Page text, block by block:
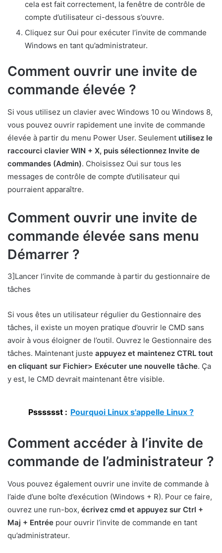
cela est fait correctement, la fenêtre de contrôle de
compte d’utilisateur ci-dessous s’ouvre.
Cliquez sur Oui pour exécuter l’invite de commande
Windows en tant qu’administrateur.
Comment ouvrir une invite de
commande élevée ?
Si vous utilisez un clavier avec Windows 10 ou Windows 8,
vous pouvez ouvrir rapidement une invite de commande
élevée à partir du menu Power User. Seulement utilisez le
raccourci clavier WIN + X, puis sélectionnez Invite de
commandes (Admin). Choisissez Oui sur tous les
messages de contrôle de compte d’utilisateur qui
pourraient apparaître.
Comment ouvrir une invite de
commande élevée sans menu
Démarrer ?
3]Lancer l’invite de commande à partir du gestionnaire de
tâches
Si vous êtes un utilisateur régulier du Gestionnaire des
tâches, il existe un moyen pratique d’ouvrir le CMD sans
avoir à vous éloigner de l’outil. Ouvrez le Gestionnaire des
tâches. Maintenant juste appuyez et maintenez CTRL tout
en cliquant sur Fichier> Exécuter une nouvelle tâche. Ça
y est, le CMD devrait maintenant être visible.
Psssssst : Pourquoi Linux s'appelle Linux ?
Comment accéder à l’invite de
commande de l’administrateur ?
Vous pouvez également ouvrir une invite de commande à
l’aide d’une boîte d’exécution (Windows + R). Pour ce faire,
ouvrez une run-box, écrivez cmd et appuyez sur Ctrl +
Maj + Entrée pour ouvrir l’invite de commande en tant
qu’administrateur.